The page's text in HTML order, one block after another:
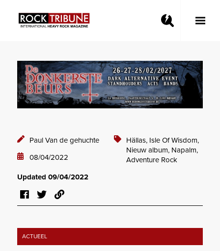
Toggle
Paul Van de gehuchte
08/04/2022
Hällas, Isle Of Wisdom,
Nieuw album, Napalm,
Adventure Rock
Updated 09/04/2022
ACTUEEL